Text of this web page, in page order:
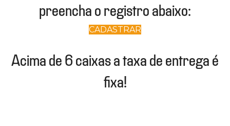
preencha o registro abaixo:
CADASTRAR
Acima de 6 caixas a taxa de entrega é
fixa!